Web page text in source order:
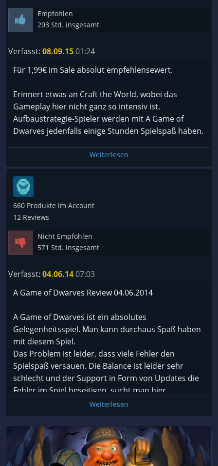
[-]
○ keine wirkliche Story/ eher als Casual-Game
☛ Fazit:
Wer Crafting Games gut findet wird hier eine Weile
seinen Spaß daran haben. Die Gestaltung und
Atmosphäre des Spiels ist sehr kindlich und man
sollte auch nicht unbedingt viel zur Story erwarten,
aber als reines Crafting Game eignet es sich sehr
Empfohlen
203 Std. insgesamt
Verfasst: 08.09.1501:24
Für 1,99€ im Sale absolut empfehlensewert.
Erinnert etwas an Craft the World, wobei das
Gameplay hier nicht ganz so intensiv ist.
Aufbaustrategie-Spieler werden mit A Game of
Dwarves jedenfalls einige Stunden Spielspaß haben.
Weiterlesen
660 Produkte im Account
12 Reviews
Nicht Empfohlen
571 Std. insgesamt
Verfasst: 04.06.1407:03
A Game of Dwarves Review 04.06.2014
A Game of Dwarves ist ein absolutes
Gelegenheitsspiel. Man kann durchaus Spaß haben
mit diesem Spiel.
Das Problem ist leider, dass viele Fehler den
Spielspaß versauen. Die Balance ist leider sehr
schlecht und der Support in Form von Updates die
Fehler im Spiel beseitigen, sucht man hier
vergebens. Ich habe das Spiel vor einem Jahr
gekauft und die Fehler sind immer noch im Spiel
enthalten. Man kann hier einer Story folgen oder in
einem Sandkastenmodus sich frei entfalten. Im
Sandkastenmodus kommt es immer wieder zu
extremen Frameeinbrüchen die das Spielen im
Weiterlesen